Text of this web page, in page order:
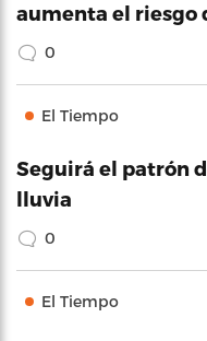
aumenta el riesgo
0
El Tiempo
Seguirá el patrón
lluvia
0
El Tiempo